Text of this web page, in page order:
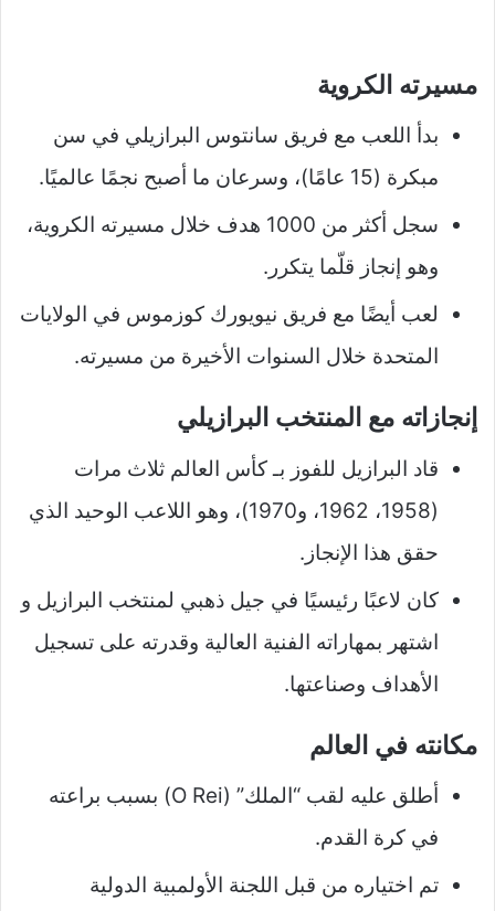
مسيرته الكروية
بدأ اللعب مع فريق سانتوس البرازيلي في سن
مبكرة (15 عامًا)، وسرعان ما أصبح نجمًا عالميًا.
سجل أكثر من 1000 هدف خلال مسيرته الكروية،
وهو إنجاز قلّما يتكرر.
لعب أيضًا مع فريق نيويورك كوزموس في الولايات
المتحدة خلال السنوات الأخيرة من مسيرته.
إنجازاته مع المنتخب البرازيلي
قاد البرازيل للفوز بـ كأس العالم ثلاث مرات
(1958، 1962، و1970)، وهو اللاعب الوحيد الذي
حقق هذا الإنجاز.
كان لاعبًا رئيسيًا في جيل ذهبي لمنتخب البرازيل و
اشتهر بمهاراته الفنية العالية وقدرته على تسجيل
الأهداف وصناعتها.
مكانته في العالم
أطلق عليه لقب “الملك” (O Rei) بسبب براعته
في كرة القدم.
تم اختياره من قبل اللجنة الأولمبية الدولية